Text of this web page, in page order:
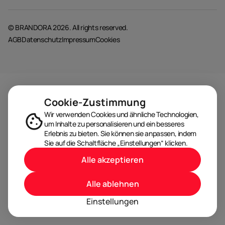
© BRANDORA 2026. All rights reserved.
AGBDatenschutzImpressumCookies
Cookie-Zustimmung
Wir verwenden Cookies und ähnliche Technologien,
um Inhalte zu personalisieren und ein besseres
Erlebnis zu bieten. Sie können sie anpassen, indem
Sie auf die Schaltfläche „Einstellungen“ klicken.
Einstellungen
Alle ablehnen
Alle akzeptieren